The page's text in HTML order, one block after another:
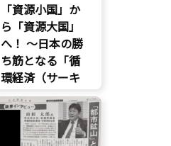
「資源小国」か
ら「資源大国」
へ！ 〜日本の勝
ち筋となる「循
環経済（サーキ
ュラーエコノミ
ー）」とは？〜
環境部会